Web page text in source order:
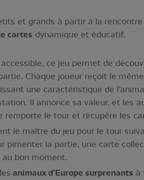
et grands à partir à la
cartes dynamique et éducatif.
ce jeu permet de
Chaque joueur reçoit le
une caractéristique de
Il annonce sa valeur, et les
remporte le tour et récupère les
le maître du jeu pour le tour
pimenter la partie, une carte
bon moment.
animaux d'Europe surprenants à